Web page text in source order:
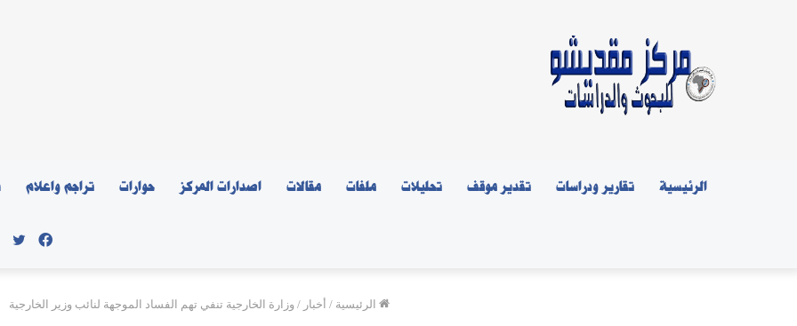
الرئيسية تقارير ودراسات تقدير موقف تحليلات ملفات مقالات اصدارات المركز حوارات تراجم واعلام
الرئيسية / أخبار / وزارة الخارجية تنفي تهم الفساد الموجهة لنائب وزير الخارجية